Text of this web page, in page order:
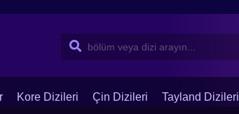
Kore Dizileri Çin Dizileri Tayland Dizileri